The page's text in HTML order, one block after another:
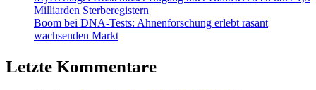
Milliarden Sterberegistern
Boom bei DNA-Tests: Ahnenforschung erlebt rasant
wachsenden Markt
Letzte Kommentare